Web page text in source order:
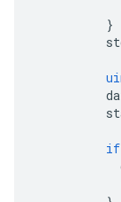
}
if